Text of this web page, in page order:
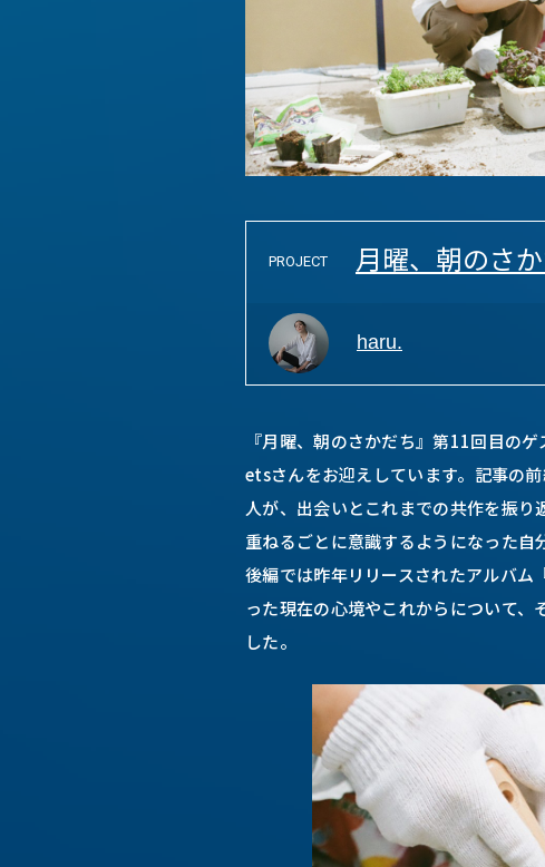
PROJECT 月曜、朝のさ
haru.
『月曜、朝のさかだち』第11回目の
etsさんをお迎えしています。記事の
人が、出会いとこれまでの共作を振
重ねるごとに意識するようになった自
後編では昨年リリースされたアルバ
った現在の心境やこれからについて
した。